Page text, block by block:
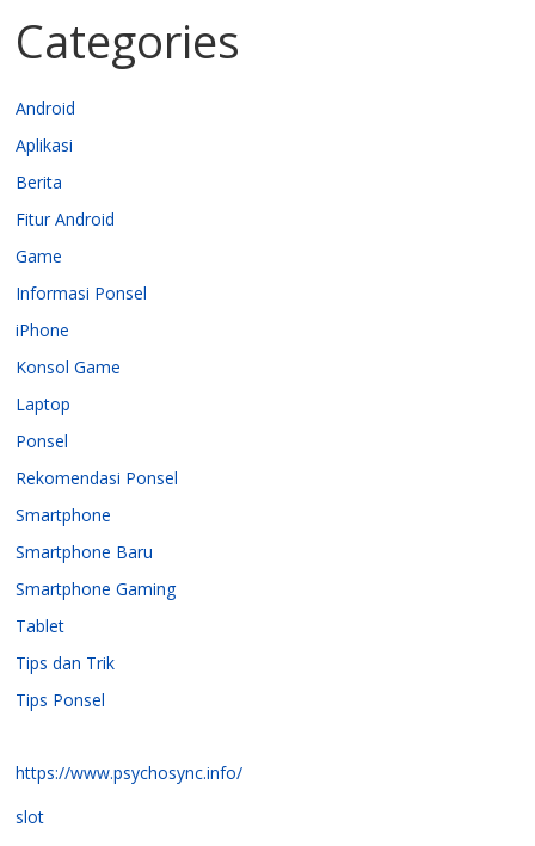
Categories
Android
Aplikasi
Berita
Fitur Android
Game
Informasi Ponsel
iPhone
Konsol Game
Laptop
Ponsel
Rekomendasi Ponsel
Smartphone
Smartphone Baru
Smartphone Gaming
Tablet
Tips dan Trik
Tips Ponsel
https://www.psychosync.info/
slot